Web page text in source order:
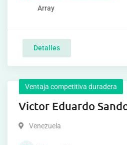
Array
Detalles
Ventaja competitiva duradera
Victor Eduardo
Venezuela